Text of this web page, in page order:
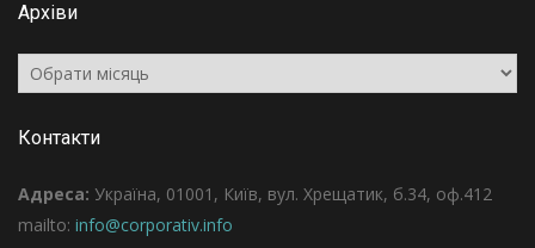
Архіви
Архіви
Контакти
Адреса: Україна, 01001, Київ, вул. Хрещатик, б.34, оф.412
mailto: info@corporativ.info